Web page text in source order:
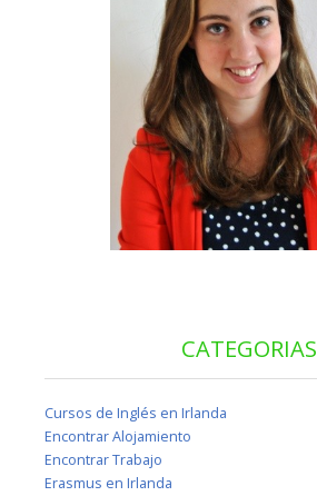
CATEGORIAS
Cursos de Inglés en Irlanda
Encontrar Alojamiento
Encontrar Trabajo
Erasmus en Irlanda